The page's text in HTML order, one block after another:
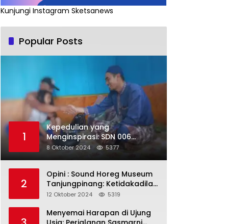
Kunjungi Instagram Sketsanews
Popular Posts
1
Kepedulian yang
Menginspirasi: SDN 006
Merawang Gelar Program
“Berbagi Segenggam Beras”
8 Oktober 2024 5377
2
Opini : Sound Horeg Museum
Tanjungpinang: Ketidakadilan
dalam Representasi
12 Oktober 2024 5319
Menyemai Harapan di Ujung